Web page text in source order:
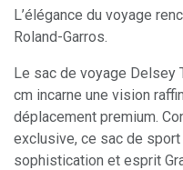
L’élégance du voyage
Roland-Garros.
Le sac de voyage Delsey
cm incarne une vision
déplacement premium.
exclusive, ce sac de
sophistication et esprit